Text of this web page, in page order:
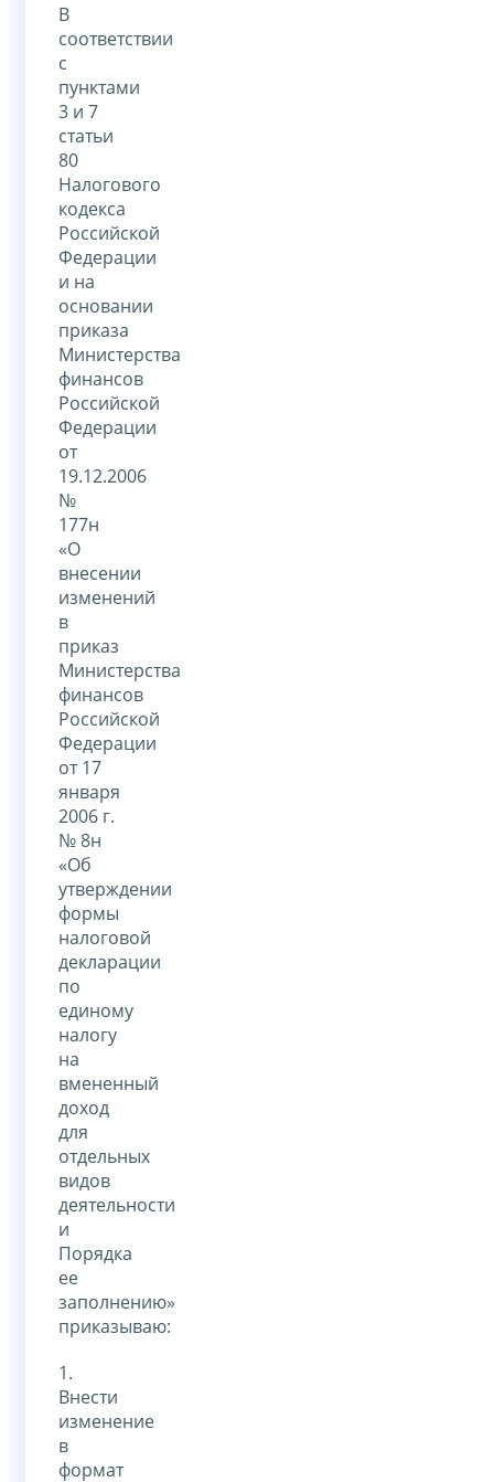
В
соответствии
с
пунктами
3 и 7
статьи
80
Налогового
кодекса
Российской
Федерации
и на
основании
приказа
Министерства
финансов
Российской
Федерации
от
19.12.2006
№
177н
«О
внесении
изменений
в
приказ
Министерства
финансов
Российской
Федерации
от 17
января
2006 г.
№ 8н
«Об
утверждении
формы
налоговой
декларации
по
единому
налогу
на
вмененный
доход
для
отдельных
видов
деятельности
и
Порядка
ее
заполнению»
приказываю:
1.
Внести
изменение
в
формат